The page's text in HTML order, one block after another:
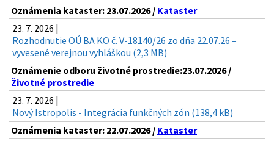
Oznámenia kataster: 23.07.2026 / Kataster
23. 7. 2026 |
Rozhodnutie OÚ BA KO č. V-18140/26 zo dňa 22.07.26 –
vyvesené verejnou vyhláškou (2,3 MB)
Oznámenie odboru životné prostredie:23.07.2026 /
Životné prostredie
23. 7. 2026 |
Nový Istropolis - Integrácia funkčných zón (138,4 kB)
Oznámenia kataster: 22.07.2026 / Kataster